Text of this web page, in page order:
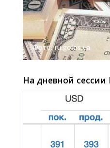
Фото: ru.golos.ua
На дневной сессии